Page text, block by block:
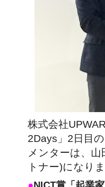
株式会社
2Days」2日目
メンターは、
トナー)になりま